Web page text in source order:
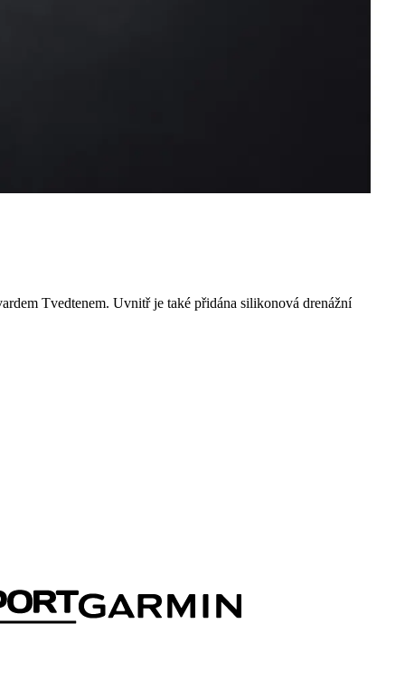
Tvedtenem. Uvnitř je také přidána silikonová drenážní